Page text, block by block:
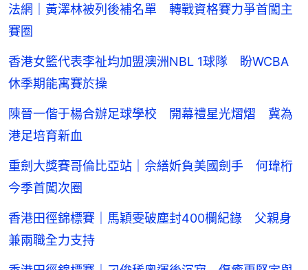
法網｜黃澤林被列後補名單 轉戰資格賽力爭首闖主
賽圈
香港女籃代表李祉均加盟澳洲NBL 1球隊 盼WCBA
休季期能寓賽於操
陳晉一偕于楊合辦足球學校 開幕禮星光熠熠 冀為
港足培育新血
重劍大獎賽哥倫比亞站｜佘繕妡負美國劍手 何瑋桁
今季首闖次圈
香港田徑錦標賽｜馬穎雯破塵封400欄紀錄 父親身
兼兩職全力支持